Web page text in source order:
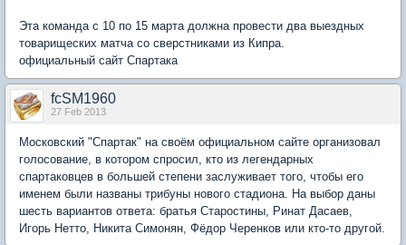
Эта команда с 10 по 15 марта должна провести два выездных
товарищеских матча со сверстниками из Кипра.
официальный сайт Спартака
fcSM1960
27 Feb 2013
Московский "Спартак" на своём официальном сайте организовал
голосование, в котором спросил, кто из легендарных
спартаковцев в большей степени заслуживает того, чтобы его
именем были названы трибуны нового стадиона. На выбор даны
шесть вариантов ответа: братья Старостины, Ринат Дасаев,
Игорь Нетто, Никита Симонян, Фёдор Черенков или кто-то другой.